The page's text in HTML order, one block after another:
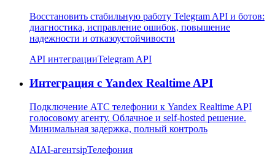
Восстановить стабильную работу Telegram API и ботов:
диагностика, исправление ошибок, повышение
надежности и отказоустойчивости
API интеграцииTelegram API
Интеграция с Yandex Realtime API
Подключение АТС телефонии к Yandex Realtime API
голосовому агенту. Облачное и self-hosted решение.
Минимальная задержка, полный контроль
AIAI-агентsipТелефония